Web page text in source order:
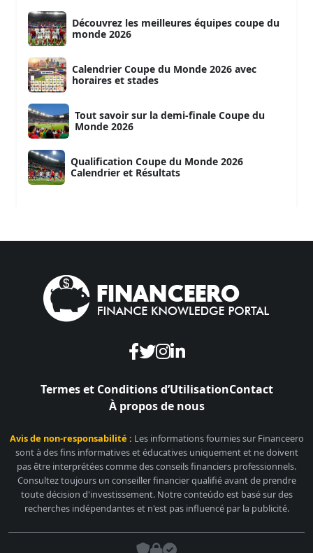
Découvrez les meilleures équipes coupe du
monde 2026
Calendrier Coupe du Monde 2026 avec
horaires et stades
Tout savoir sur la demi-finale Coupe du
Monde 2026
Qualification Coupe du Monde 2026
Calendrier et Résultats
Termes et Conditions d’UtilisationContact
À propos de nous
Avis de non-responsabilité : Les informations fournies sur Financeero
sont à des fins informatives et éducatives uniquement et ne doivent
pas être interprétées comme des conseils financiers professionnels.
Consultez toujours un conseiller financier qualifié avant de prendre
toute décision d'investissement. Notre conteúdo est basé sur des
recherches indépendantes et n'est pas influencé par la publicité.